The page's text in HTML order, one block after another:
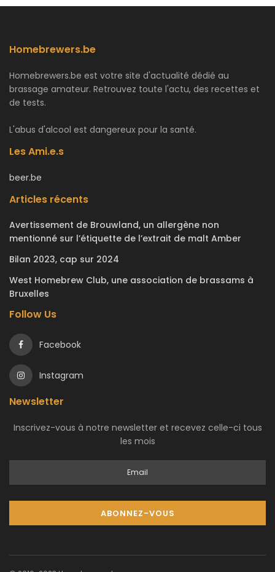
Homebrewers.be
Homebrewers.be est votre site d'actualité dédié au
brassage amateur. Retrouvez toute l'actu, des recettes et
de tests.
L'abus d'alcool est dangereux pour la santé.
Les Ami.e.s
beer.be
Articles récents
Avertissement de Brouwland, un allergène non
mentionné sur l’étiquette de l’extrait de malt Amber
Bilan 2023, cap sur 2024
West Homebrew Club, une association de brassams à
Bruxelles
Follow Us
Facebook
Instagram
Newsletter
Inscrivez-vous à notre newsletter et recevez celle-ci tous
les mois